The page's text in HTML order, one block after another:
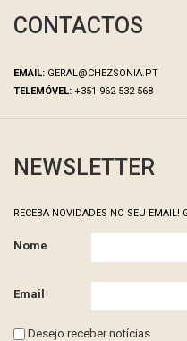
CONTACTOS
EMAIL: GERAL@CHEZSONIA.PT
TELEMÓVEL: +351 962 532 568
NEWSLETTER
RECEBA NOVIDADES NO SEU EMAIL!
Nome
Email
Desejo receber notícias